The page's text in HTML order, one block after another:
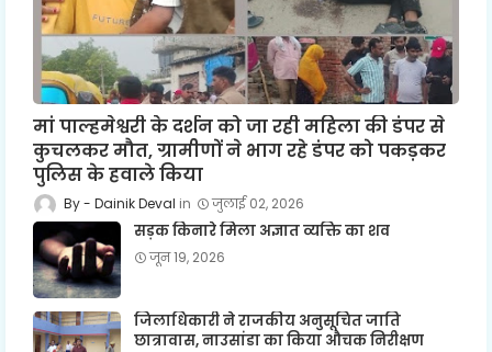
मां पाल्हमेश्वरी के दर्शन को जा रही महिला की डंपर से
कुचलकर मौत, ग्रामीणों ने भाग रहे डंपर को पकड़कर
पुलिस के हवाले किया
Dainik Deval जुलाई 02, 2026
सड़क किनारे मिला अज्ञात व्यक्ति का शव
जून 19, 2026
जिलाधिकारी ने राजकीय अनुसूचित जाति
छात्रावास, नाउसांडा का किया औचक निरीक्षण